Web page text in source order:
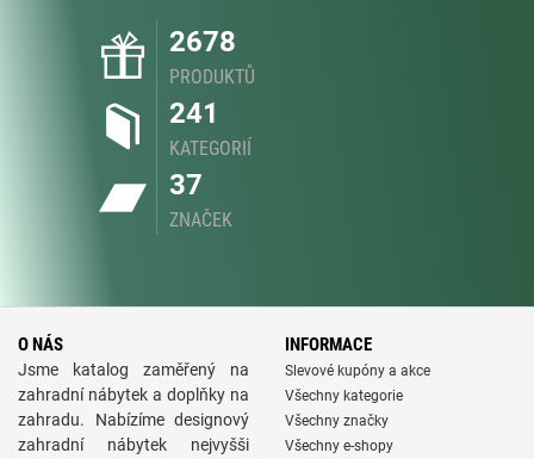
2678
PRODUKTŮ
241
KATEGORIÍ
37
ZNAČEK
O NÁS
Jsme katalog zaměřený na
zahradní nábytek a doplňky na
zahradu. Nabízíme designový
zahradní nábytek nejvyšši
INFORMACE
Slevové kupóny a akce
Všechny kategorie
Všechny značky
Všechny e-shopy